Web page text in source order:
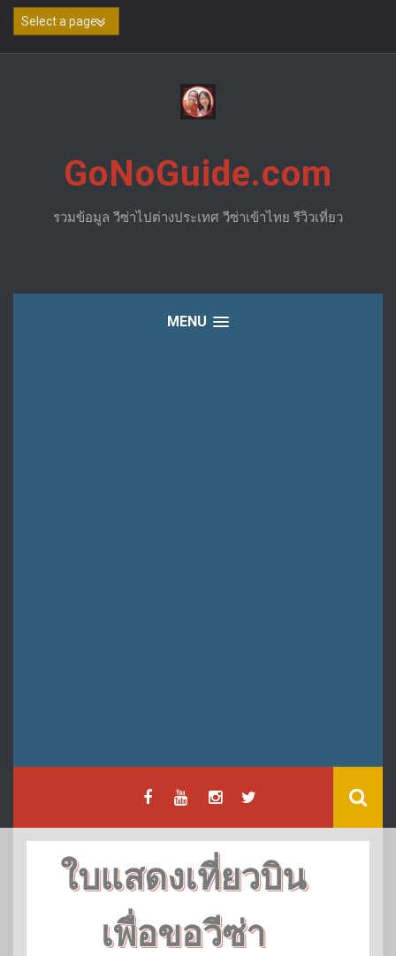
Skip
GoNoGuide.com
รวมข้อมูล วีซ่าไปต่างประเทศ วีซ่าเข้าไทย รีวิวเที่ยว
MENU
ใบแสดงเที่ยวบิน
เพื่อขอวีซ่า